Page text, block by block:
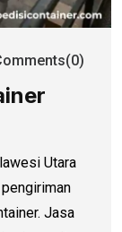
Utara
Jasa